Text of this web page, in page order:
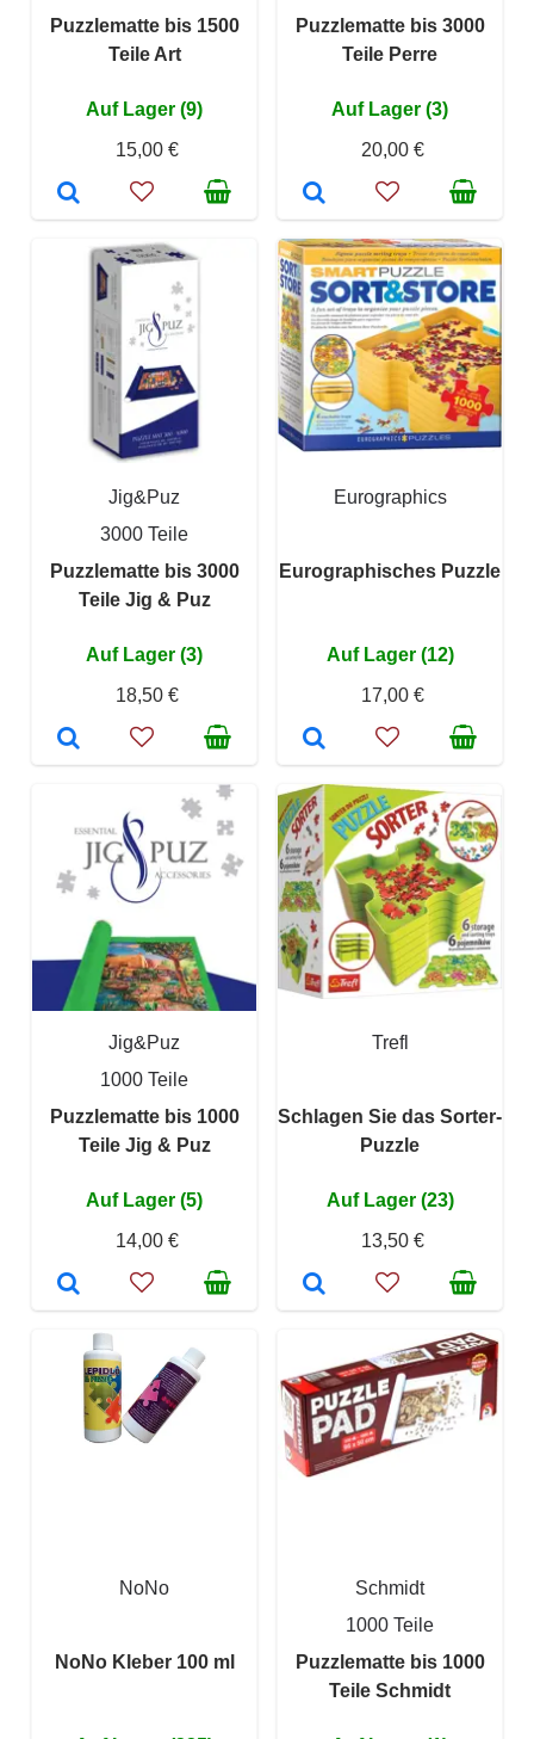
Puzzlematte bis 1500
Teile Art
Auf Lager (9)
15,00 €
Puzzlematte bis 3000
Teile Perre
Auf Lager (3)
20,00 €
Jig&Puz
3000 Teile
Puzzlematte bis 3000
Teile Jig & Puz
Auf Lager (3)
18,50 €
Eurographics
Eurographisches Puzzle
Auf Lager (12)
17,00 €
Jig&Puz
1000 Teile
Puzzlematte bis 1000
Teile Jig & Puz
Auf Lager (5)
14,00 €
Trefl
Schlagen Sie das Sorter-
Puzzle
Auf Lager (23)
13,50 €
NoNo
NoNo Kleber 100 ml
Schmidt
1000 Teile
Puzzlematte bis 1000
Teile Schmidt